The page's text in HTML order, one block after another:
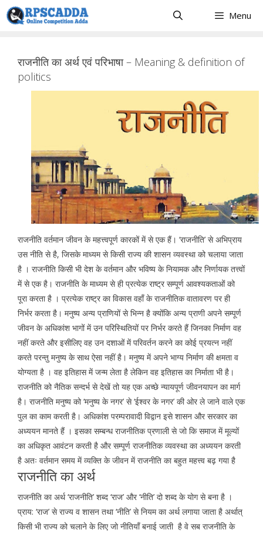
Skip
to
Menu
राजनीति का अर्थ एवं परिभाषा – Meaning & definition of
politics
राजनीति वर्तमान जीवन के महत्त्वपूर्ण कारकों में से एक हैं। ‘राजनीति’ से अभिप्राय
उस नीति से है, जिसके माध्यम से किसी राज्य की शासन व्यवस्था को चलाया जाता
है । राजनीति किसी भी देश के वर्तमान और भविष्य के नियामक और निर्णायक तत्त्वों
में से एक है। राजनीति के माध्यम से ही प्रत्येक राष्ट्र सम्पूर्ण आवश्यकताओं को
पूरा करता है । प्रत्येक राष्ट्र का विकास वहाँ के राजनीतिक वातावरण पर ही
निर्भर करता है। मनुष्य अन्य प्राणियों से भिन्न है क्योंकि अन्य प्राणी अपने सम्पूर्ण
जीवन के अधिकांश भागों में उन परिस्थितियों पर निर्भर करते हैं जिनका निर्माण वह
नहीं करते और इसीलिए वह उन दशाओं में परिवर्तन करने का कोई प्रयत्न नहीं
करते परन्तु मनुष्य के साथ ऐसा नहीं है। मनुष्य में अपने भाग्य निर्माण की क्षमता व
योग्यता है । वह इतिहास में जन्म लेता है लेकिन वह इतिहास का निर्माता भी है।
राजनीति को नैतिक सन्दर्भ से देखें तो यह एक अच्छे न्यायपूर्ण जीवनयापन का मार्ग
है। राजनीति मनुष्य को ‘मनुष्य के नगर’ से ‘ईश्वर के नगर’ की ओर ले जाने वाले एक
पुल का काम करती है। अधिकांश परम्परावादी विद्वान इसे शासन और सरकार का
अध्ययन मानते हैं । इसका सम्बन्ध राजनीतिक प्रणाली से जो कि समाज में मूल्यों
का अधिकृत आवंटन करती है और सम्पूर्ण राजनीतिक व्यवस्था का अध्ययन करती
है अतः वर्तमान समय में व्यक्ति के जीवन में राजनीति का बहुत महत्त्व बढ़ गया है
राजनीति का अर्थ
राजनीति का अर्थ ‘राजनीति’ शब्द ‘राज’ और ‘नीति’ दो शब्द के योग से बना है ।
प्राय: ‘राज’ से राज्य व शासन तथा ‘नीति’ से नियम का अर्थ लगाया जाता है अर्थात्
किसी भी राज्य को चलाने के लिए जो नीतियाँ बनाई जाती है वे सब राजनीति के